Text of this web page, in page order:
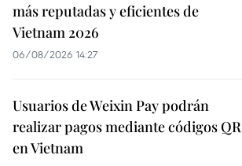
más reputadas y eficientes de
Vietnam 2026
06/08/2026 14:27
Usuarios de Weixin Pay podrán
realizar pagos mediante códigos QR
en Vietnam